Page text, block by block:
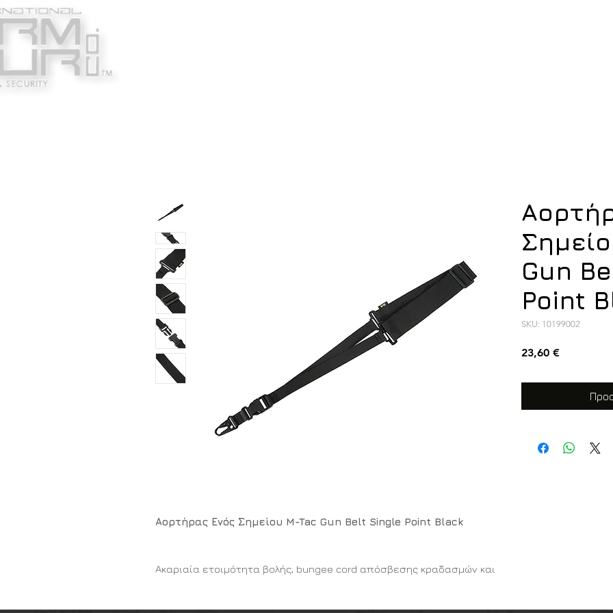
Αορτήρας Ενός Σημείου M-Tac Gun Belt Single Point Black
Ακαριαία ετοιμότητα βολής, bungee cord απόσβεσης κραδασμών και
Gun
Point
SKU: 10199002
23,60 €Τιμή